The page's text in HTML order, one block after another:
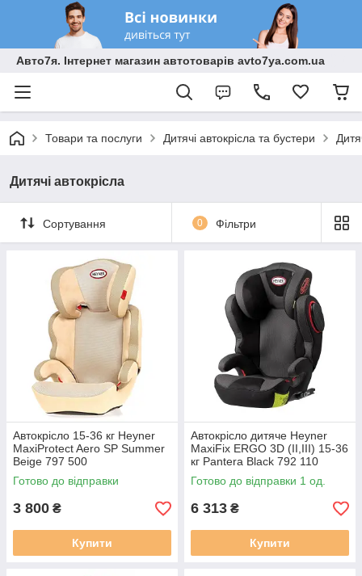
Авто7я. Інтернет магазин автотоварів avto7ya.com.ua
Товари та послуги Дитячі автокрісла та бустери
Дитячі автокрісла
Сортування 0 Фільтри
Автокрісло 15-36 кг Heyner
MaxiProtect Aero SP Summer
Beige 797 500
Готово до відправки
3 800 ₴
Купити
Автокрісло дитяче Heyner
MaxiFix ERGO 3D (II,III) 15-36
кг Pantera Black 792 110
Готово до відправки 1 од.
6 313 ₴
Купити